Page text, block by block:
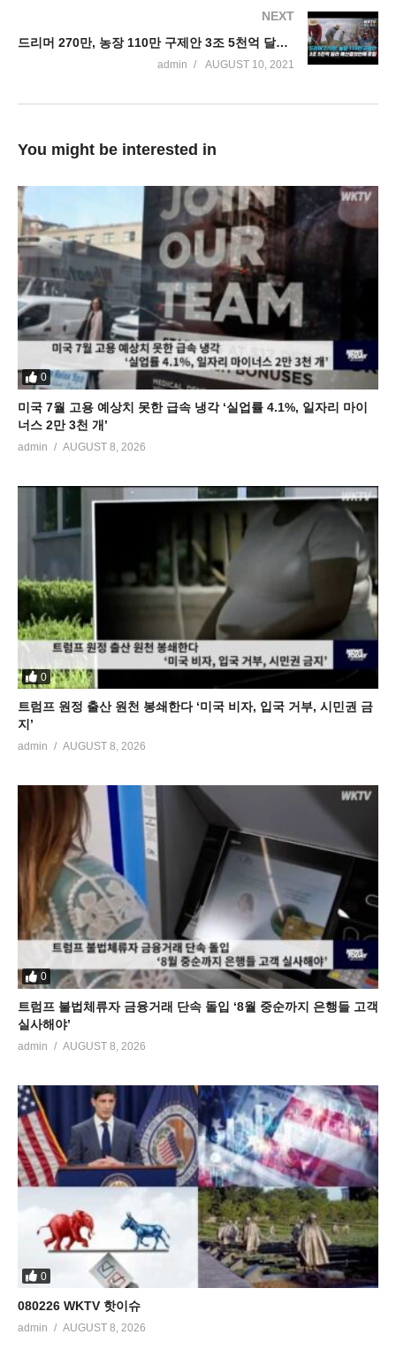
NEXT
드리머 270만, 농장 110만 구제안 3조 5천억 달러 예산결의안에 포함됐다
admin AUGUST 10, 2021
You might be interested in
0
미국 7월 고용 예상치 못한 급속 냉각 ‘실업률 4.1%, 일자리 마이
너스 2만 3천 개’
admin AUGUST 8, 2026
0
트럼프 원정 출산 원천 봉쇄한다 ‘미국 비자, 입국 거부, 시민권 금
지’
admin AUGUST 8, 2026
0
트럼프 불법체류자 금융거래 단속 돌입 ‘8월 중순까지 은행들 고객
실사해야’
admin AUGUST 8, 2026
0
080226 WKTV 핫이슈
admin AUGUST 8, 2026